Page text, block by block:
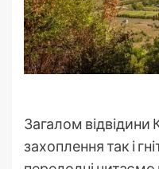
Загалом
захоплення так і